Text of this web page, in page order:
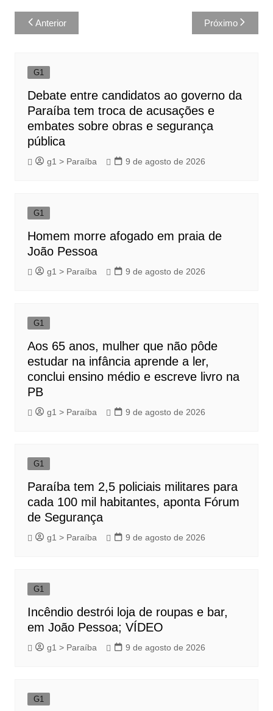
Navegação
de
Anterior Próximo
G1
Debate entre candidatos ao governo da
Paraíba tem troca de acusações e
embates sobre obras e segurança
pública
g1 > Paraíba 9 de agosto de 2026
G1
Homem morre afogado em praia de
João Pessoa
g1 > Paraíba 9 de agosto de 2026
G1
Aos 65 anos, mulher que não pôde
estudar na infância aprende a ler,
conclui ensino médio e escreve livro na
PB
g1 > Paraíba 9 de agosto de 2026
G1
Paraíba tem 2,5 policiais militares para
cada 100 mil habitantes, aponta Fórum
de Segurança
g1 > Paraíba 9 de agosto de 2026
G1
Incêndio destrói loja de roupas e bar,
em João Pessoa; VÍDEO
g1 > Paraíba 9 de agosto de 2026
G1